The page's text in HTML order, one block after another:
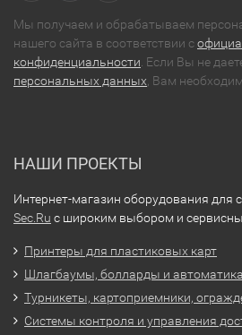
Мы получаем и обрабатываем
нашего сайта в соответствии с
конфиденциальности . Если Вы не
персональных данных , Вам
НАШИ ПРОЕКТЫ
Интернет-магазин оборудования для
Sec.Ru с широким выбором и
Принтеры для пластиковых карт
Шлагбаумы, болларды и
Турникеты, картоприемники,
Системы контроля и управления